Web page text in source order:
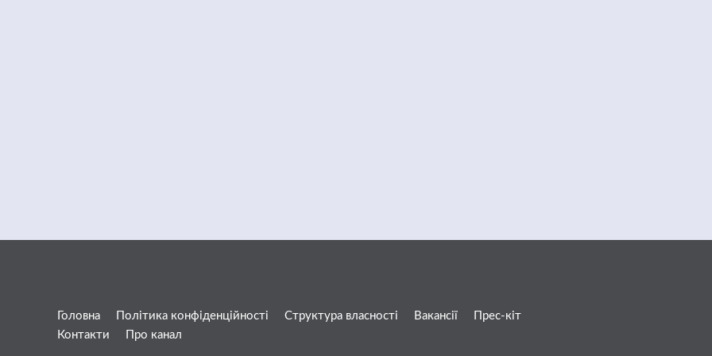
Головна Політика конфіденційності Структура власності Вакансії
Прес-кіт
Контакти
Про канал